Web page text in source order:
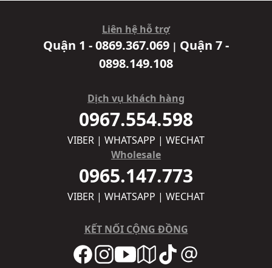
Liên hệ hỗ trợ
Quận 1 - 0869.367.069 | Quận 7 -
0898.149.108
Dịch vụ khách hàng
0967.554.598
VIBER | WHATSAPP | WECHAT
Wholesale
0965.147.773
VIBER | WHATSAPP | WECHAT
KẾT NỐI CỘNG ĐỒNG